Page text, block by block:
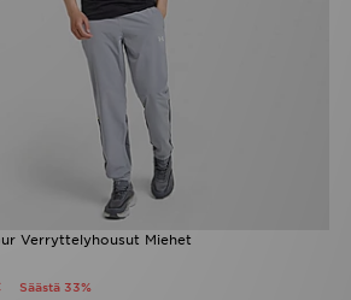
Verryttelyhousut Miehet
Säästä 33%